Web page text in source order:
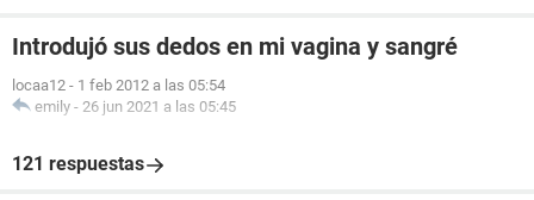
Introdujó sus dedos en mi vagina y sangré
locaa12 - 1 feb 2012 a las 05:54
emily - 26 jun 2021 a las 05:45
121 respuestas